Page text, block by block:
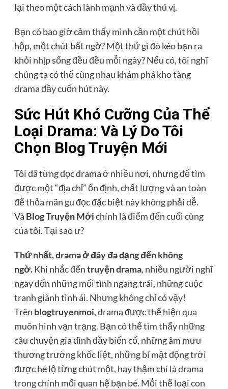
lại theo một cách lành mạnh và đầy thú vị.
Bạn có bao giờ cảm thấy mình cần một chút hồi
hộp, một chút bất ngờ? Một thứ gì đó kéo bạn ra
khỏi nhịp sống đều đều mỗi ngày? Nếu có, tôi nghĩ
chúng ta có thể cùng nhau khám phá kho tàng
drama đầy cuốn hút này.
Sức Hút Khó Cưỡng Của Thể
Loại Drama: Và Lý Do Tôi
Chọn Blog Truyện Mới
Tôi đã từng đọc drama ở nhiều nơi, nhưng để tìm
được một “địa chỉ” ổn định, chất lượng và an toàn
để thỏa mãn gu đọc đặc biệt này không phải dễ.
Và Blog Truyện Mớichính là điểm đến cuối cùng
của tôi. Tại sao ư?
Thứ nhất, drama ở đây đa dạng đến không
ngờ.Khi nhắc đếntruyện drama, nhiều người nghĩ
ngay đến những mối tình ngang trái, những cuộc
tranh giành tình ái. Nhưng không chỉ có vậy!
Trên blogtruyenmoi, drama được thể hiện qua
muôn hình vạn trạng. Bạn có thể tìm thấy những
câu chuyện gia đình đầy biến cố, những âm mưu
thương trường khốc liệt, những bí mật động trời
được hé lộ từng chút một, hay thậm chí là drama
trong chính mối quan hệ bạn bè. Mỗi thể loại con